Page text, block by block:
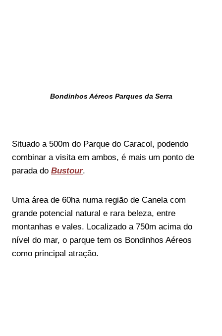
Bondinhos Aéreos Parques da Serra
Situado a 500m do Parque do Caracol, podendo
combinar a visita em ambos, é mais um ponto de
parada do Bustour.
Uma área de 60ha numa região de Canela com
grande potencial natural e rara beleza, entre
montanhas e vales. Localizado a 750m acima do
nível do mar, o parque tem os Bondinhos Aéreos
como principal atração.